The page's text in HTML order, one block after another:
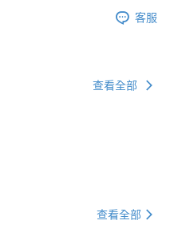
客服
查看全部
查看全部